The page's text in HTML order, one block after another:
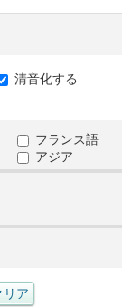
清音化する
フランス語
アジア